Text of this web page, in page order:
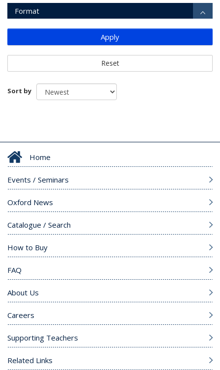
Format
Apply
Reset
Sort by
Home
Events / Seminars
Oxford News
Catalogue / Search
How to Buy
FAQ
About Us
Careers
Supporting Teachers
Related Links